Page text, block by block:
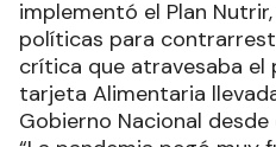
implementó el Plan
políticas para
crítica que atravesaba el
tarjeta Alimentaria
Gobierno Nacional desde